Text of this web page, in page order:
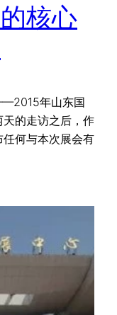
核心
年山东国
的走访之后，作
何与本次展会有